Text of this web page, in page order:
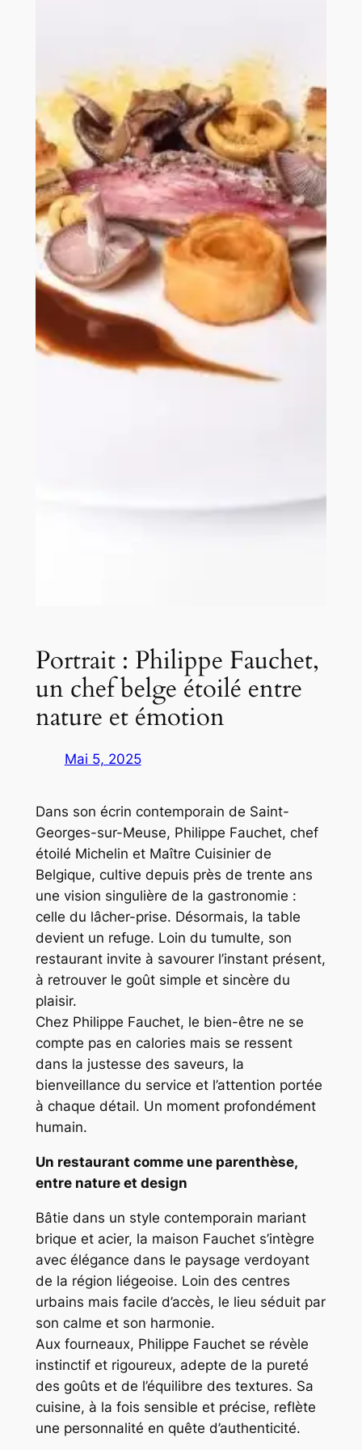
Portrait : Philippe Fauchet,
un chef belge étoilé entre
nature et émotion
Mai 5, 2025
Dans son écrin contemporain de Saint-
Georges-sur-Meuse, Philippe Fauchet, chef
étoilé Michelin et Maître Cuisinier de
Belgique, cultive depuis près de trente ans
une vision singulière de la gastronomie :
celle du lâcher-prise. Désormais, la table
devient un refuge. Loin du tumulte, son
restaurant invite à savourer l’instant présent,
à retrouver le goût simple et sincère du
plaisir.
Chez Philippe Fauchet, le bien-être ne se
compte pas en calories mais se ressent
dans la justesse des saveurs, la
bienveillance du service et l’attention portée
à chaque détail. Un moment profondément
humain.
Un restaurant comme une parenthèse,
entre nature et design
Bâtie dans un style contemporain mariant
brique et acier, la maison Fauchet s’intègre
avec élégance dans le paysage verdoyant
de la région liégeoise. Loin des centres
urbains mais facile d’accès, le lieu séduit par
son calme et son harmonie.
Aux fourneaux, Philippe Fauchet se révèle
instinctif et rigoureux, adepte de la pureté
des goûts et de l’équilibre des textures. Sa
cuisine, à la fois sensible et précise, reflète
une personnalité en quête d’authenticité.